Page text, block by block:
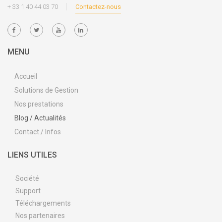
+ 33 1 40 44 03 70 Contactez-nous
MENU
Accueil
Solutions de Gestion
Nos prestations
Blog / Actualités
Contact / Infos
LIENS UTILES
Société
Support
Téléchargements
Nos partenaires